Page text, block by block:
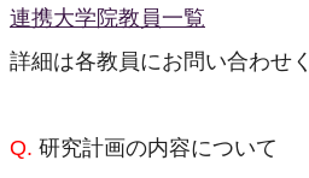
連携大学院教員一覧
詳細は各教員にお問い合わせ
Q. 研究計画の内容について